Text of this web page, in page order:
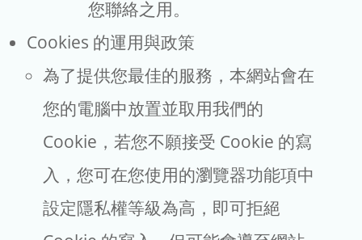
您聯絡之用。
Cookies 的運用與政策
為了提供您最佳的服務，本網站會在
您的電腦中放置並取用我們的
Cookie，若您不願接受 Cookie 的寫
入，您可在您使用的瀏覽器功能項中
設定隱私權等級為高，即可拒絕